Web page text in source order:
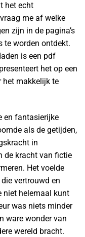
het echt
me af welke
zijn in de pagina’s
te worden ontdekt.
is een pdf
het op een
het makkelijk te
en fantasierijke
als de getijden,
in
de kracht van fictie
Het voelde
vertrouwd en
niet helemaal kunt
was niets minder
ware wonder van
wereld bracht.